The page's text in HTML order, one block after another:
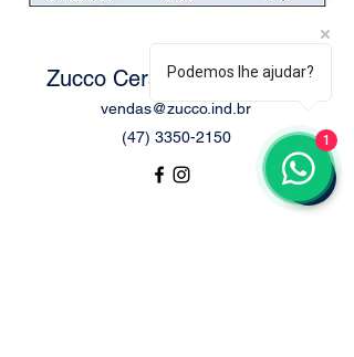
Zucco Ceramic Equipment
vendas@zucco.ind.br
(47) 3350-2150
Podemos lhe ajudar?
1